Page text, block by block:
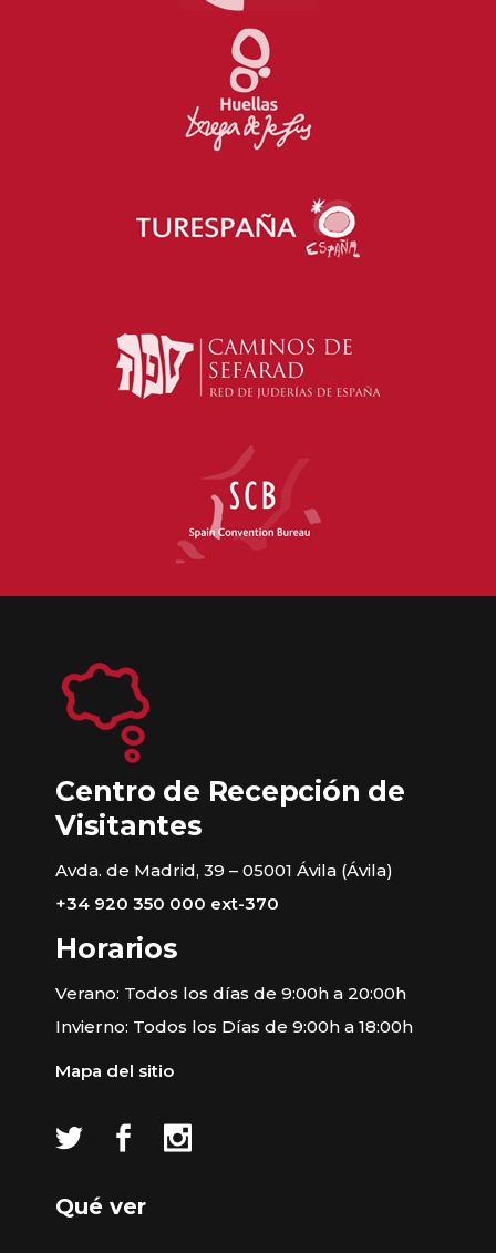
Centro de Recepción de
Visitantes
Avda. de Madrid, 39 – 05001 Ávila (Ávila)
+34 920 350 000 ext-370
Horarios
Verano: Todos los días de 9:00h a 20:00h
Invierno: Todos los Días de 9:00h a 18:00h
Mapa del sitio
Qué ver